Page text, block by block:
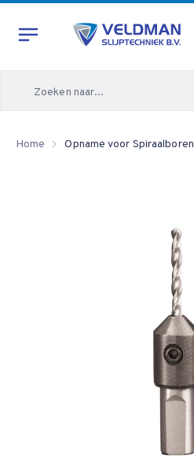
Home Opname voor Spiraalboren